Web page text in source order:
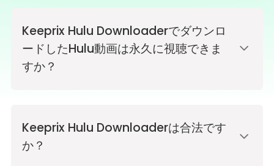
Keeprix Hulu Downloaderでダウンロ
ードしたHulu動画は永久に視聴できま
Keeprix Hulu Downloaderは合法です